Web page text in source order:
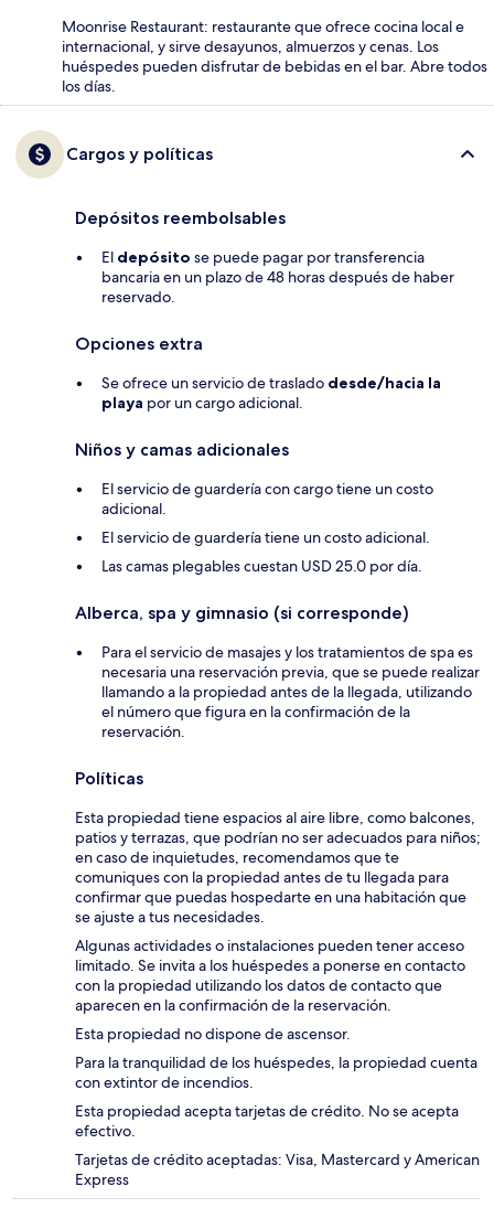
Moonrise Restaurant: restaurante que ofrece cocina local e
internacional, y sirve desayunos, almuerzos y cenas. Los
huéspedes pueden disfrutar de bebidas en el bar. Abre todos
los días.
Cargos y políticas
Depósitos reembolsables
El depósito se puede pagar por transferencia
bancaria en un plazo de 48 horas después de haber
reservado.
Opciones extra
Se ofrece un servicio de traslado desde/hacia la
playa por un cargo adicional.
Niños y camas adicionales
El servicio de guardería con cargo tiene un costo
adicional.
El servicio de guardería tiene un costo adicional.
Las camas plegables cuestan USD 25.0 por día.
Alberca, spa y gimnasio (si corresponde)
Para el servicio de masajes y los tratamientos de spa es
necesaria una reservación previa, que se puede realizar
llamando a la propiedad antes de la llegada, utilizando
el número que figura en la confirmación de la
reservación.
Políticas
Esta propiedad tiene espacios al aire libre, como balcones,
patios y terrazas, que podrían no ser adecuados para niños;
en caso de inquietudes, recomendamos que te
comuniques con la propiedad antes de tu llegada para
confirmar que puedas hospedarte en una habitación que
se ajuste a tus necesidades.
Algunas actividades o instalaciones pueden tener acceso
limitado. Se invita a los huéspedes a ponerse en contacto
con la propiedad utilizando los datos de contacto que
aparecen en la confirmación de la reservación.
Esta propiedad no dispone de ascensor.
Para la tranquilidad de los huéspedes, la propiedad cuenta
con extintor de incendios.
Esta propiedad acepta tarjetas de crédito. No se acepta
efectivo.
Tarjetas de crédito aceptadas: Visa, Mastercard y American
Express